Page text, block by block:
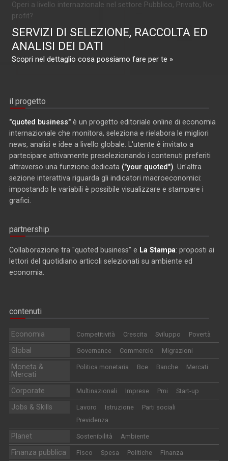
Operi a livello internazionale nel settore Pubblico, Privato, No-
profit?
SERVIZI DI SELEZIONE, RACCOLTA ED
ANALISI DEI DATI
Scopri nel dettaglio cosa possiamo fare per te »
il progetto
"quoted business" è un progetto editoriale online di economia
internazionale che monitora, seleziona e rielabora le migliori
news, analisi e idee a livello globale. L'utente è invitato a
partecipare attivamente preselezionando i contenuti preferiti
attraverso una funzione dedicata ("your quoted"). Un'altra
sezione interattiva riguarda gli indicatori macroeconomici:
impostando le variabili è possibile visualizzare e stampare i
grafici.
partnership
Collaborazione tra "quoted business" e La Stampa: proposti ai
lettori del quotidiano articoli selezionati su ambiente ed
economia.
contenuti
Economia Competitività Crescita Sviluppo Povertà
Global Governance Commercio Migrazioni
Moneta &
Mercati
Politica monetaria Bce Banche Mercati
Corporate Multinazionali Imprese Pmi Start-up
Jobs & Skills Lavoro Istruzione
Parti sociali
Previdenza
Planet Sostenibilità Ambiente
Finanza pubblica Fisco Spesa Politiche Finanza